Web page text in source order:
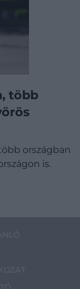
több
országban
is.